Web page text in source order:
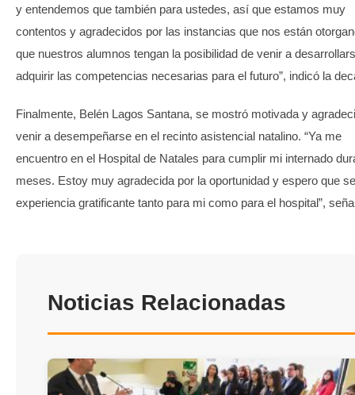
y entendemos que también para ustedes, así que estamos muy
contentos y agradecidos por las instancias que nos están
que nuestros alumnos tengan la posibilidad de venir a
adquirir las competencias necesarias para el futuro”, indicó la
Finalmente, Belén Lagos Santana, se mostró motivada y
venir a desempeñarse en el recinto asistencial natalino. “Ya me
encuentro en el Hospital de Natales para cumplir mi internado
meses. Estoy muy agradecida por la oportunidad y espero que
experiencia gratificante tanto para mi como para el hospital”,
Noticias Relacionadas